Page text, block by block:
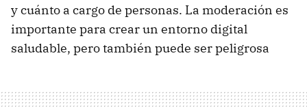
y cuánto a cargo de personas. La moderación es
importante para crear un entorno digital
saludable, pero también puede ser peligrosa